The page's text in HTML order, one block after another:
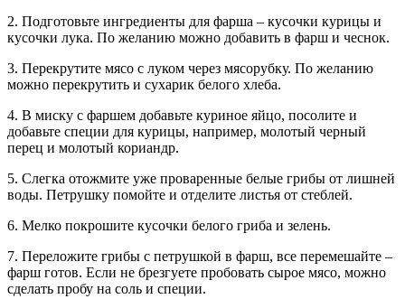
2. Подготовьте ингредиенты для фарша – кусочки курицы и
кусочки лука. По желанию можно добавить в фарш и чеснок.
3. Перекрутите мясо с луком через мясорубку. По желанию
можно перекрутить и сухарик белого хлеба.
4. В миску с фаршем добавьте куриное яйцо, посолите и
добавьте специи для курицы, например, молотый черный
перец и молотый кориандр.
5. Слегка отожмите уже проваренные белые грибы от лишней
воды. Петрушку помойте и отделите листья от стеблей.
6. Мелко покрошите кусочки белого гриба и зелень.
7. Переложите грибы с петрушкой в фарш, все перемешайте –
фарш готов. Если не брезгуете пробовать сырое мясо, можно
сделать пробу на соль и специи.